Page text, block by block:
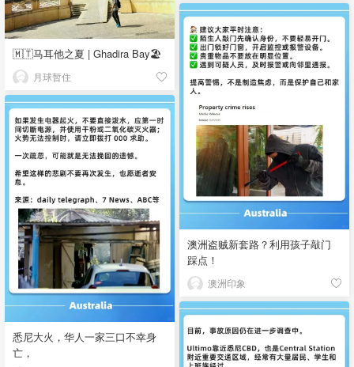
🇲🇹马耳他之夏 | Ghadira Bay🏖️
月球暂住
澳洲盗贼新套路？利用孩子敲门
踩点！
澳洲印象
悉尼大火，华人一家三口不幸身
亡，